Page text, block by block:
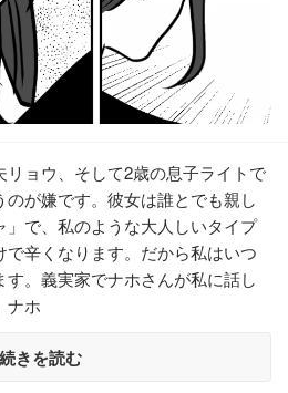
リョウ、そして2歳の息子ライトで
が嫌です。彼女は誰とでも親し
」で、私のような大人しいタイプ
辛くなります。だから私はいつ
す。義実家でナホさんが私に話し
ナホ
続きを読む